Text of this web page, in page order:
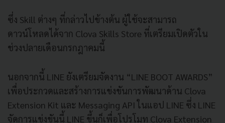
ซึ่ง Skill ต่างๆ ที่กล่าวไปข้างต้น ผู้ใช้จะสามารถ
ดาวน์โหลดได้จาก Clova Skills Store ที่เตรียมเปิดตัวใน
ช่วงปลายเดือนกรกฎาคมนี้
นอกจากนี้ LINE ยังเตรียมจัดงาน “LINE BOOT AWARDS”
เพื่อประกวดและสร้างการแข่งขันการพัฒนาด้าน Clova
Extension Kit และ Messaging API ในแอป LINE ซึ่ง LINE
จัดการแข่งขันนี้ LINE ขึ้นก็เพื่อโปรโมท Clova Extension